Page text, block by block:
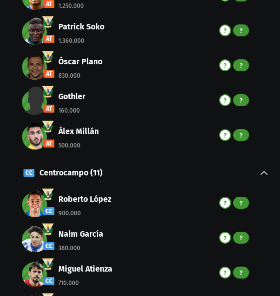
AT 1.250.000
AT
Patrick Soko
1.360.000
? ?
AT
Óscar Plano
830.000
? ?
AT
Gothler
160.000
? ?
AT
Álex Millán
500.000
? ?
CC Centrocampo (11)
CC
Roberto López
900.000
? ?
CC
Naim García
380.000
? ?
CC
Miguel Atienza
710.000
? ?